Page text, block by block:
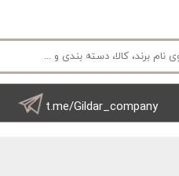
t.me/Gildar_company